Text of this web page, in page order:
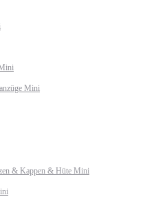
Mini
& Kappen & Hüte Mini